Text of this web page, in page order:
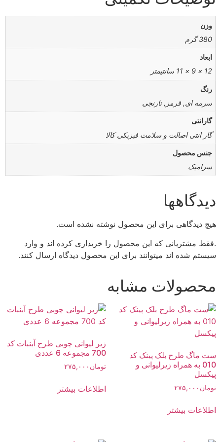
وزن
380 گرم
ابعاد
12 × 9 × 11 سانتیمتر
رنگ
سرمه ای, قرمز, نارنجی
گارانتی
گار انتی اصالت و سلامت فیزیکی کالا
جنس محصول
سرامیک
دیدگاهها
هیچ دیدگاهی برای این محصول نوشته نشده است.
.فقط مشتریانی که این محصول را خریداری کرده اند و وارد
سیستم شده اند میتوانند برای این محصول دیدگاه ارسال کنند.
محصولات مشابه
ست ماگ طرح بلک پینک کد
010 به همراه زیرلیوانی و
پیکسل
تومان ۲۷۵,۰۰۰
اطلاعات بیشتر
زیر لیوانی چوبی طرح آبنبات کد
700 مجموعه 6 عددی
تومان ۲۷۵,۰۰۰
اطلاعات بیشتر